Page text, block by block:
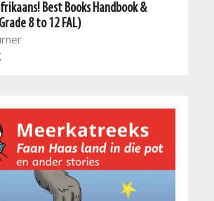
Best Books Handbook &
8 to 12 FAL)